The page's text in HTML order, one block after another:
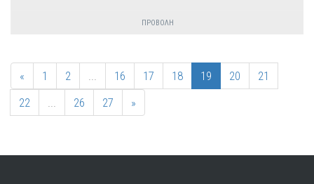
ΠΡΟΒΟΛΗ
« 1 2 ... 16 17 18 19 20
21
22
... 26 27 »